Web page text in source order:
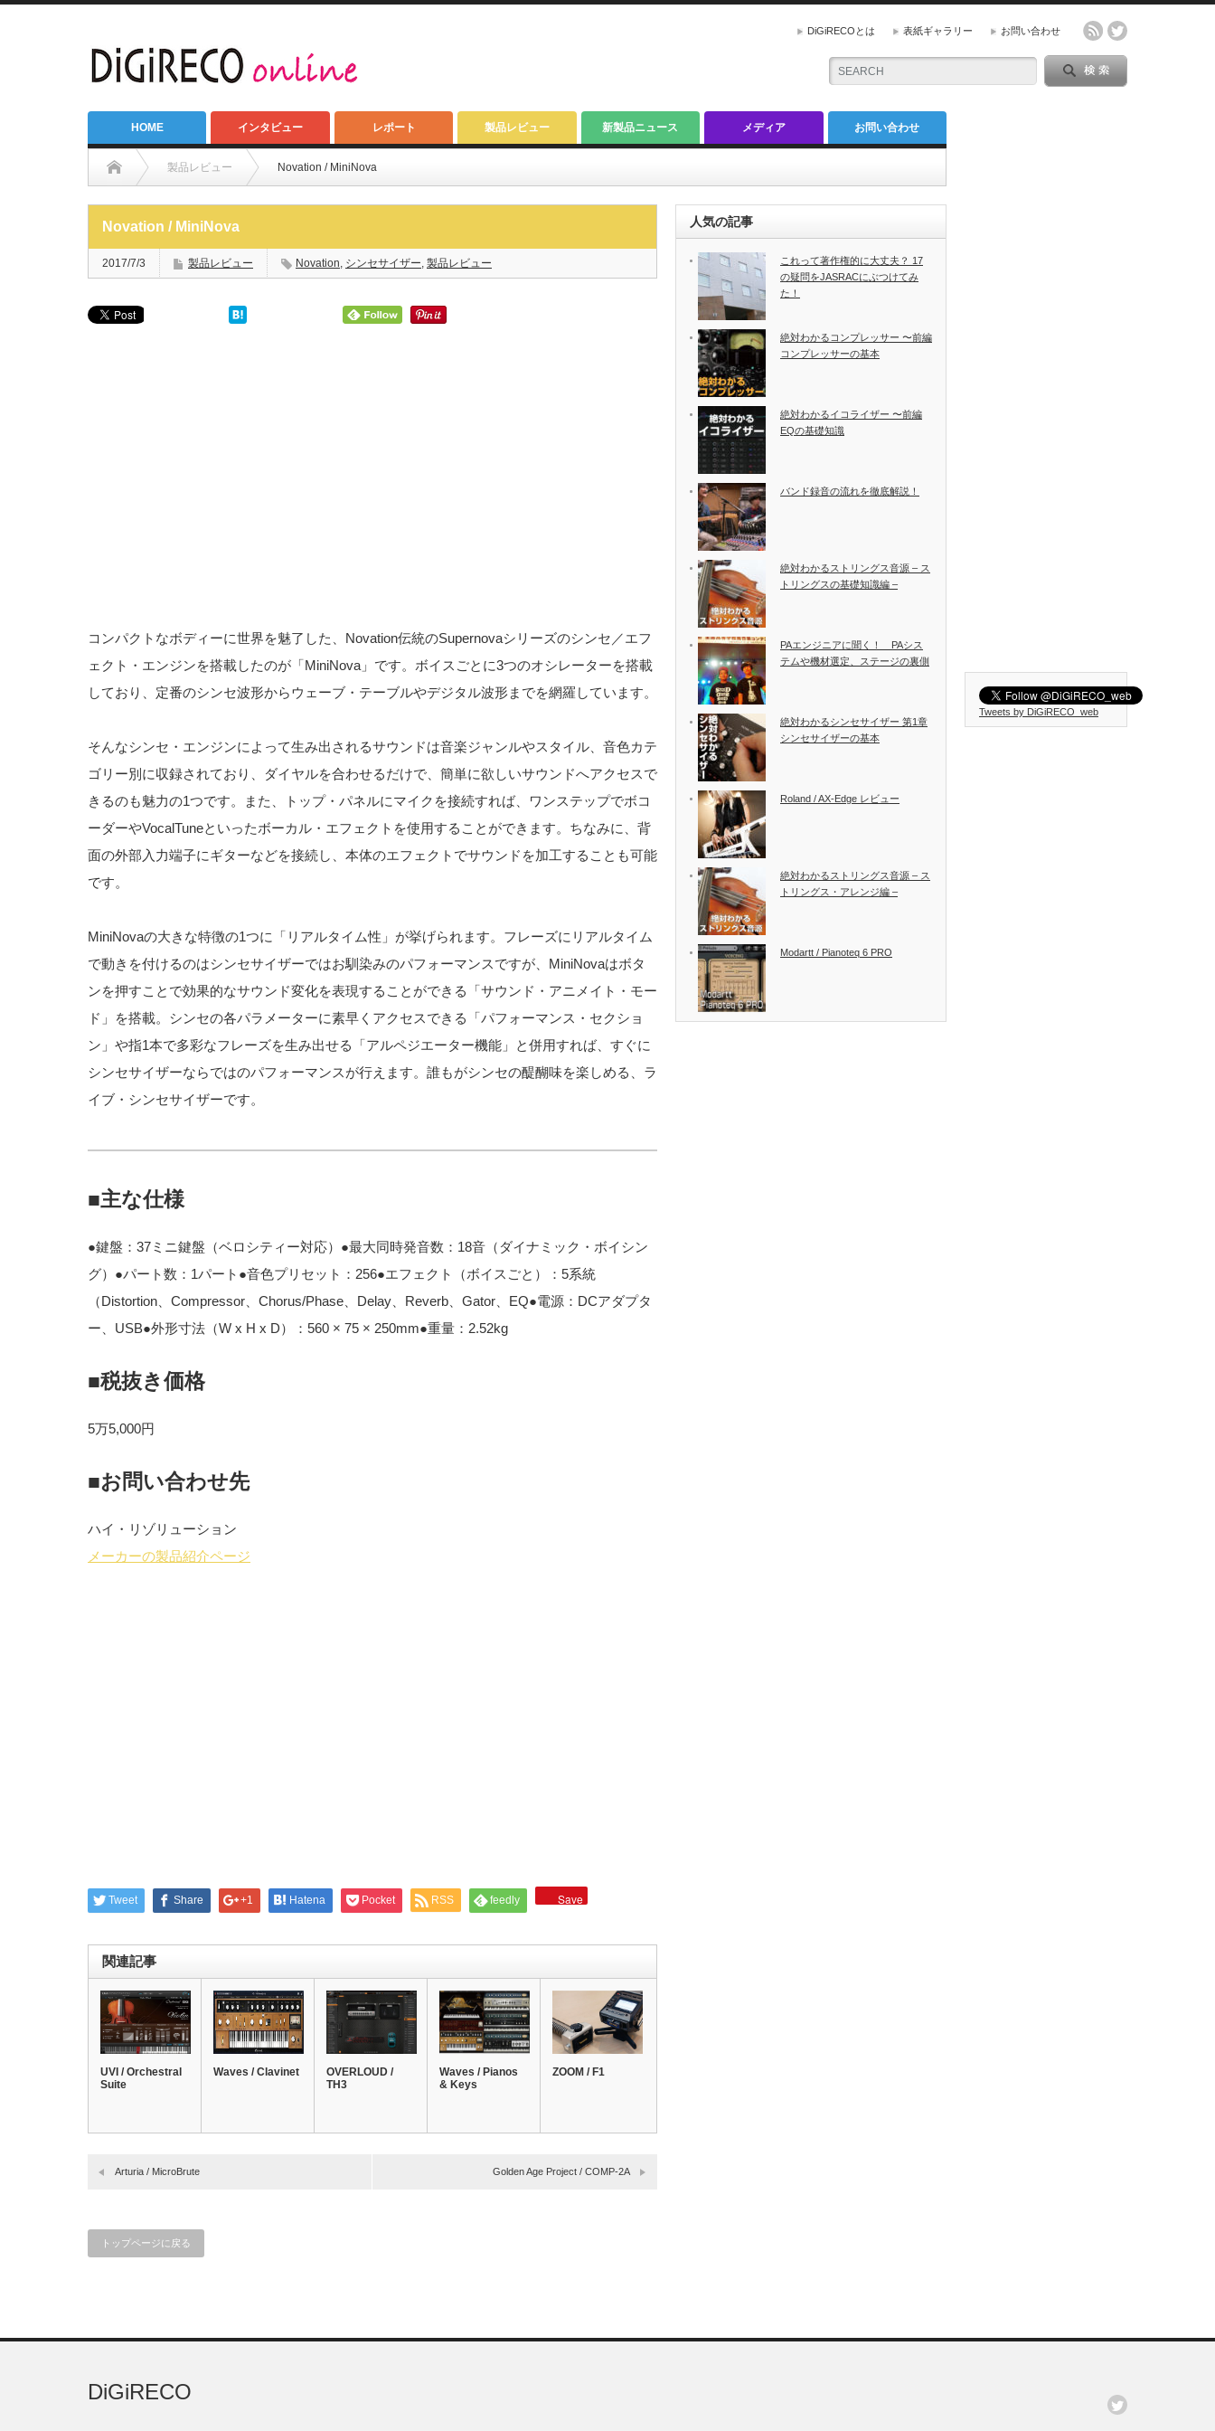
DiGiRECOとは 表紙ギャラリー お問い合わせ
HOME インタビュー レポート 製品レビュー 新製品ニュース メディア お問い合わせ
製品レビュー Novation / MiniNova
Novation / MiniNova
2017/7/3 製品レビュー Novation, シンセサイザー, 製品レビュー
コンパクトなボディーに世界を魅了した、Novation伝統のSupernovaシリーズのシンセ／エフ
ェクト・エンジンを搭載したのが「MiniNova」です。ボイスごとに3つのオシレーターを搭載
しており、定番のシンセ波形からウェーブ・テーブルやデジタル波形までを網羅しています。
そんなシンセ・エンジンによって生み出されるサウンドは音楽ジャンルやスタイル、音色カテ
ゴリー別に収録されており、ダイヤルを合わせるだけで、簡単に欲しいサウンドへアクセスで
きるのも魅力の1つです。また、トップ・パネルにマイクを接続すれば、ワンステップでボコ
ーダーやVocalTuneといったボーカル・エフェクトを使用することができます。ちなみに、背
面の外部入力端子にギターなどを接続し、本体のエフェクトでサウンドを加工することも可能
です。
MiniNovaの大きな特徴の1つに「リアルタイム性」が挙げられます。フレーズにリアルタイム
で動きを付けるのはシンセサイザーではお馴染みのパフォーマンスですが、MiniNovaはボタ
ンを押すことで効果的なサウンド変化を表現することができる「サウンド・アニメイト・モー
ド」を搭載。シンセの各パラメーターに素早くアクセスできる「パフォーマンス・セクショ
ン」や指1本で多彩なフレーズを生み出せる「アルペジエーター機能」と併用すれば、すぐに
シンセサイザーならではのパフォーマンスが行えます。誰もがシンセの醍醐味を楽しめる、ラ
イブ・シンセサイザーです。
■主な仕様
●鍵盤：37ミニ鍵盤（ベロシティー対応）●最大同時発音数：18音（ダイナミック・ボイシン
グ）●パート数：1パート●音色プリセット：256●エフェクト（ボイスごと）：5系統
（Distortion、Compressor、Chorus/Phase、Delay、Reverb、Gator、EQ●電源：DCアダプタ
ー、USB●外形寸法（W x H x D）：560 × 75 × 250mm●重量：2.52kg
■税抜き価格
5万5,000円
■お問い合わせ先
ハイ・リゾリューション
メーカーの製品紹介ページ
Tweet Share +1 Hatena Pocket RSS feedly Save
関連記事
UVI / Orchestral
Suite
Waves / Clavinet
OVERLOUD /
TH3
Waves / Pianos
& Keys
ZOOM / F1
Arturia / MicroBrute Golden Age Project / COMP-2A
トップページに戻る
人気の記事
これって著作権的に大丈夫？ 17
の疑問をJASRACにぶつけてみ
た！
絶対わかるコンプレッサー 〜前編
コンプレッサーの基本
絶対わかるイコライザー 〜前編
EQの基礎知識
バンド録音の流れを徹底解説！
絶対わかるストリングス音源 – ス
トリングスの基礎知識編 –
PAエンジニアに聞く！ PAシス
テムや機材選定、ステージの裏側
絶対わかるシンセサイザー 第1章
シンセサイザーの基本
Roland / AX-Edge レビュー
絶対わかるストリングス音源 – ス
トリングス・アレンジ編 –
Modartt / Pianoteq 6 PRO
Tweets by DiGiRECO_web
DiGiRECO